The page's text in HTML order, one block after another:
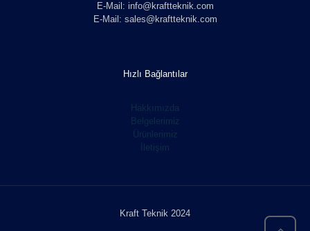
E-Mail: info@kraftteknik.com
E-Mail: sales@kraftteknik.com
Hızlı Bağlantılar
Hakkımızda
Belgelerimiz
Ürünlerimiz
İletişim
Kraft Teknik 2024